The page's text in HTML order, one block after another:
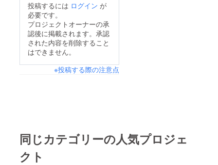
サイトにて掲載させて
頂ける方は、メールや
SNSにてご連絡下さ
い。さらに活動を応援
ちしております。何か
投稿するには ログイン が
必要です。
プロジェクトオーナーの承
認後に掲載されます。承認
された内容を削除すること
はできません。
※投稿する際の注意点
同じカテゴリーの人気プロジェ
クト